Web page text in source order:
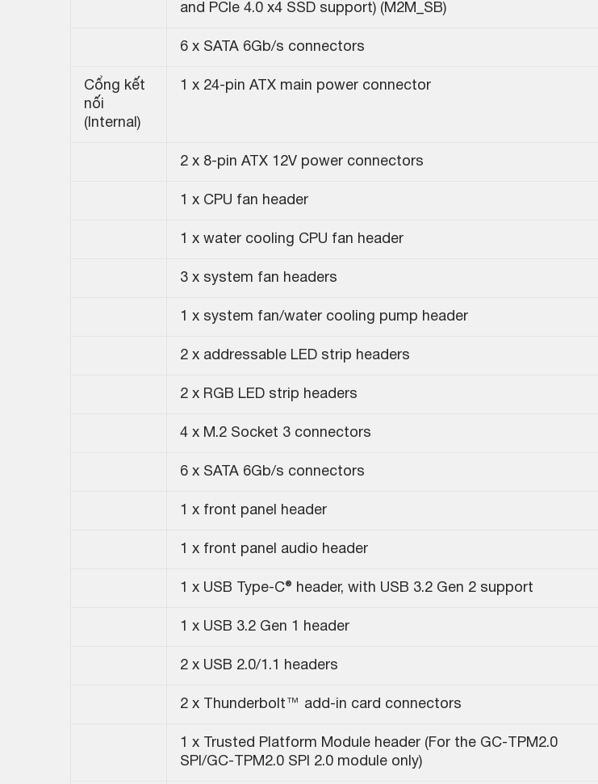
and PCIe 4.0 x4 SSD support) (M2M_SB)
6 x SATA 6Gb/s connectors
Cổng kết
nối
(Internal)
1 x 24-pin ATX main power connector
2 x 8-pin ATX 12V power connectors
1 x CPU fan header
1 x water cooling CPU fan header
3 x system fan headers
1 x system fan/water cooling pump header
2 x addressable LED strip headers
2 x RGB LED strip headers
4 x M.2 Socket 3 connectors
6 x SATA 6Gb/s connectors
1 x front panel header
1 x front panel audio header
1 x USB Type-C® header, with USB 3.2 Gen 2 support
1 x USB 3.2 Gen 1 header
2 x USB 2.0/1.1 headers
2 x Thunderbolt™ add-in card connectors
1 x Trusted Platform Module header (For the GC-TPM2.0
SPI/GC-TPM2.0 SPI 2.0 module only)